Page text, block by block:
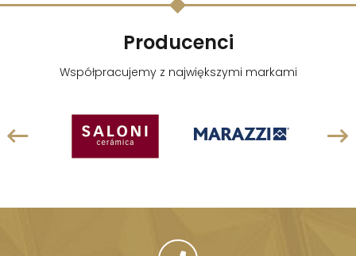
Producenci
Współpracujemy z największymi markami